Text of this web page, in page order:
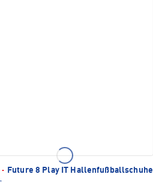
·
Future 8 Play IT Hallenfußballschuhe